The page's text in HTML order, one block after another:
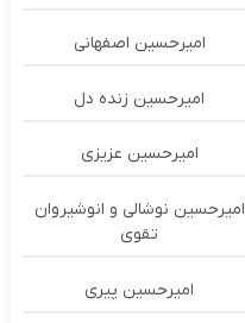
امیرحسین اصفهانی
امیرحسین زنده دل
امیرحسین عزیزی
امیرحسین نوشالی و انوشیروان
تقوی
امیرحسین پیری